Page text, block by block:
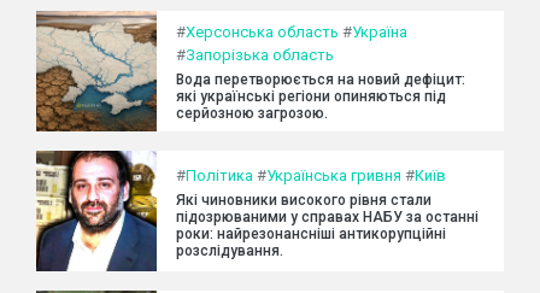
#Херсонська область #Україна
#Запорізька область
Вода перетворюється на новий дефіцит:
які українські регіони опиняються під
серйозною загрозою.
#Політика #Українська гривня #Київ
Які чиновники високого рівня стали
підозрюваними у справах НАБУ за останні
роки: найрезонансніші антикорупційні
розслідування.